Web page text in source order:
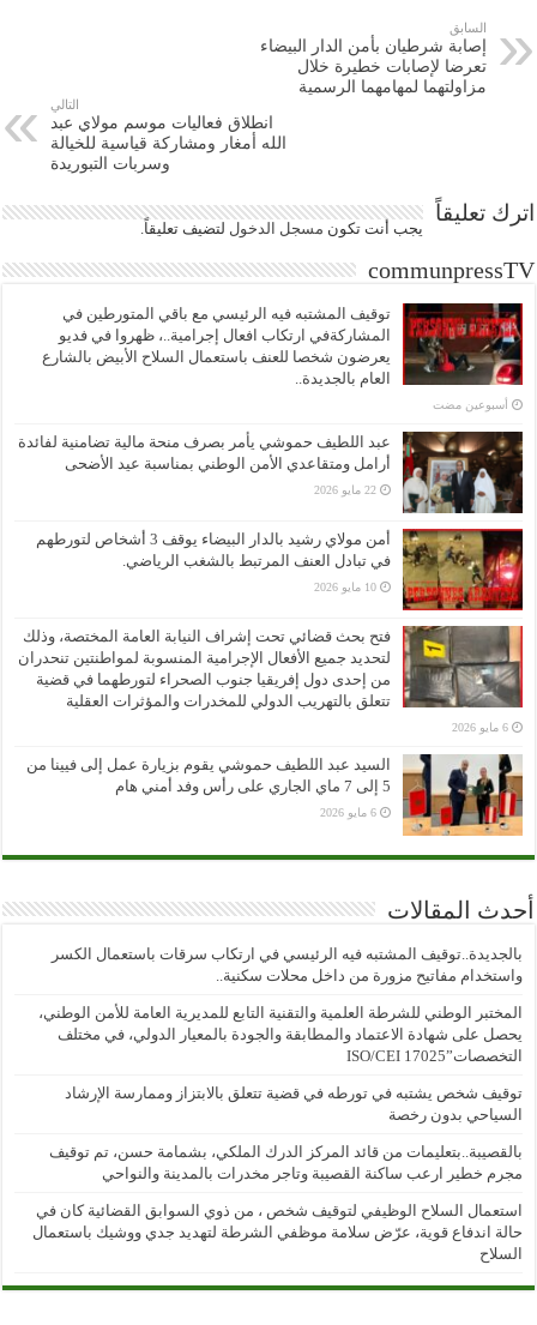
السابق
إصابة شرطيان بأمن الدار البيضاء
تعرضا لإصابات خطيرة خلال
مزاولتهما لمهامهما الرسمية
التالي
انطلاق فعاليات موسم مولاي عبد
الله أمغار ومشاركة قياسية للخيالة
وسربات التبوريدة
اترك تعليقاً
يجب أنت تكون مسجل الدخول لتضيف تعليقاً.
communpressTV
توقيف المشتبه فيه الرئيسي مع باقي المتورطين في
المشاركةفي ارتكاب افعال إجرامية..، ظهروا في فديو
يعرضون شخصا للعنف باستعمال السلاح الأبيض بالشارع
العام بالجديدة..
‏أسبوعين مضت
عبد اللطيف حموشي يأمر بصرف منحة مالية تضامنية لفائدة
أرامل ومتقاعدي الأمن الوطني بمناسبة عيد الأضحى
22 مايو 2026
أمن مولاي رشيد بالدار البيضاء يوقف 3 أشخاص لتورطهم
في تبادل العنف المرتبط بالشغب الرياضي.
10 مايو 2026
فتح بحث قضائي تحت إشراف النيابة العامة المختصة، وذلك
لتحديد جميع الأفعال الإجرامية المنسوبة لمواطنتين تنحدران
من إحدى دول إفريقيا جنوب الصحراء لتورطهما في قضية
تتعلق بالتهريب الدولي للمخدرات والمؤثرات العقلية
6 مايو 2026
السيد عبد اللطيف حموشي يقوم بزيارة عمل إلى فيينا من
5 إلى 7 ماي الجاري على رأس وفد أمني هام
6 مايو 2026
أحدث المقالات
بالجديدة..توقيف المشتبه فيه الرئيسي في ارتكاب سرقات باستعمال الكسر
واستخدام مفاتيح مزورة من داخل محلات سكنية..
المختبر الوطني للشرطة العلمية والتقنية التابع للمديرية العامة للأمن الوطني،
يحصل على شهادة الاعتماد والمطابقة والجودة بالمعيار الدولي، في مختلف
التخصصات”ISO/CEI 17025
توقيف شخص يشتبه في تورطه في قضية تتعلق بالابتزاز وممارسة الإرشاد
السياحي بدون رخصة
بالقصيبة..بتعليمات من قائد المركز الدرك الملكي، بشمامة حسن، تم توقيف
مجرم خطير ارعب ساكنة القصيبة وتاجر مخدرات بالمدينة والنواحي
استعمال السلاح الوظيفي لتوقيف شخص ، من ذوي السوابق القضائية كان في
حالة اندفاع قوية، عرّض سلامة موظفي الشرطة لتهديد جدي ووشيك باستعمال
السلاح